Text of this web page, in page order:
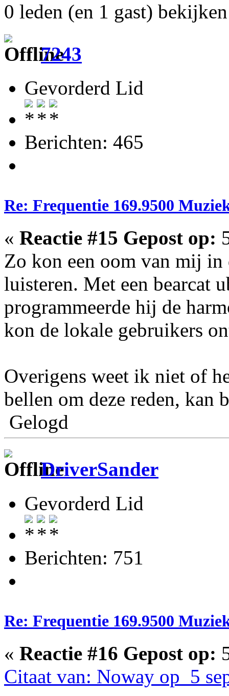
0 leden (en 1 gast)
7243
Gevorderd Lid
Berichten: 465
Re: Frequentie 169.9500
« Reactie #15 Gepost op:
Zo kon een oom van mij in
luisteren. Met een bearcat
programmeerde hij de
kon de lokale gebruikers
Overigens weet ik niet of
bellen om deze reden, kan
Gelogd
DriverSander
Gevorderd Lid
Berichten: 751
Re: Frequentie 169.9500
« Reactie #16 Gepost op:
Citaat van: Noway op 5